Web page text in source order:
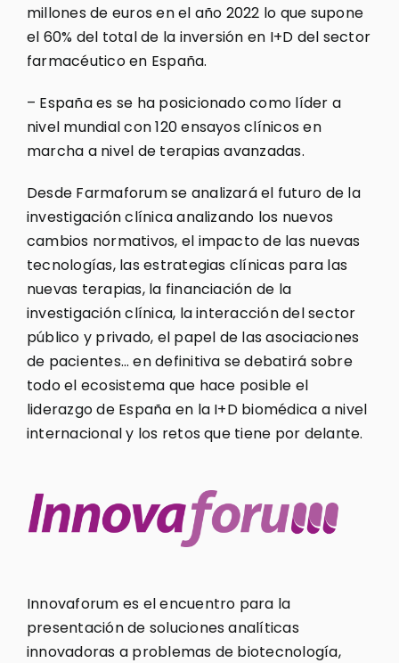
millones de euros en el año 2022 lo que supone
el 60% del total de la inversión en I+D del sector
farmacéutico en España.
– España es se ha posicionado como líder a
nivel mundial con 120 ensayos clínicos en
marcha a nivel de terapias avanzadas.
Desde Farmaforum se analizará el futuro de la
investigación clínica analizando los nuevos
cambios normativos, el impacto de las nuevas
tecnologías, las estrategias clínicas para las
nuevas terapias, la financiación de la
investigación clínica, la interacción del sector
público y privado, el papel de las asociaciones
de pacientes… en definitiva se debatirá sobre
todo el ecosistema que hace posible el
liderazgo de España en la I+D biomédica a nivel
internacional y los retos que tiene por delante.
Innovaforum es el encuentro para la
presentación de soluciones analíticas
innovadoras a problemas de biotecnología,